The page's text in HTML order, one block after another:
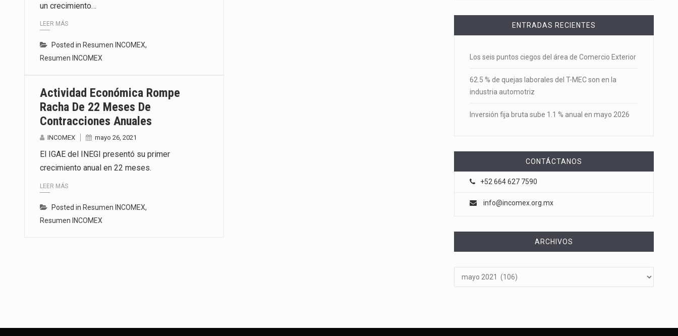
un crecimiento…
LEER MÁS
Posted in Resumen INCOMEX,
Resumen INCOMEX
Actividad Económica Rompe
Racha De 22 Meses De
Contracciones Anuales
INCOMEX mayo 26, 2021
El IGAE del INEGI presentó su primer
crecimiento anual en 22 meses.
LEER MÁS
Posted in Resumen INCOMEX,
Resumen INCOMEX
ENTRADAS RECIENTES
Los seis puntos ciegos del área de Comercio Exterior
62.5 % de quejas laborales del T-MEC son en la
industria automotriz
Inversión fija bruta sube 1.1 % anual en mayo 2026
CONTÁCTANOS
+52 664 627 7590
info@incomex.org.mx
ARCHIVOS